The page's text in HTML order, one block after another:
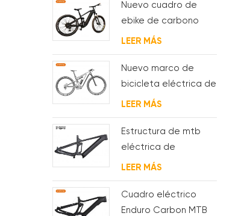
Nuevo cuadro de
ebike de carbono
con motor bafang
M620 de suspensión
completa para MTB y
fat bike
LEER MÁS
Nuevo marco de
bicicleta eléctrica de
suspensión completa
BAFANG G510 de
molde
LEER MÁS
Estructura de mtb
eléctrica de
suspensión con
enrutamiento de
cables
completamente
LEER MÁS
Cuadro eléctrico
Enduro Carbon MTB